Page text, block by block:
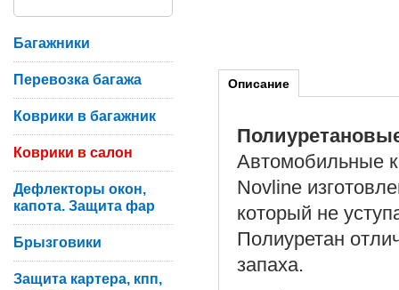
Описание
Автомобильные
Novline
который не
Полиуретан
запаха.
Багажники
Перевозка багажа
Коврики в багажник
Коврики в салон
Дефлекторы окон,
капота. Защита фар
Брызговики
Защита картера, кпп,